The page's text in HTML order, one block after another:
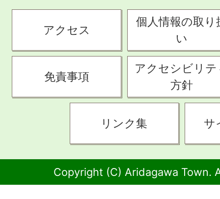
アクセス
個人情報の取り
い
免責事項
アクセシビリテ
方針
リンク集 サ
Copyright (C) Aridagawa Town.